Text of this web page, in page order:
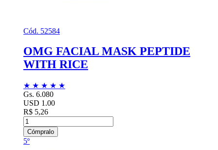
Cód. 52584
OMG FACIAL MASK PEPTIDE
WITH RICE
★ ★ ★ ★ ★
Gs. 6.080
USD 1.00
R$ 5,26
Cómpralo
5º